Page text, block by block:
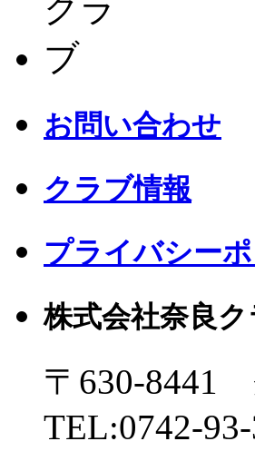
お問い合わせ
クラブ情報
プライバシー
株式会社奈良
〒630-
TEL:0742-